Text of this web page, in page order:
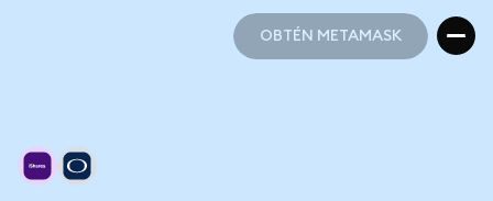
OBTÉN METAMASK